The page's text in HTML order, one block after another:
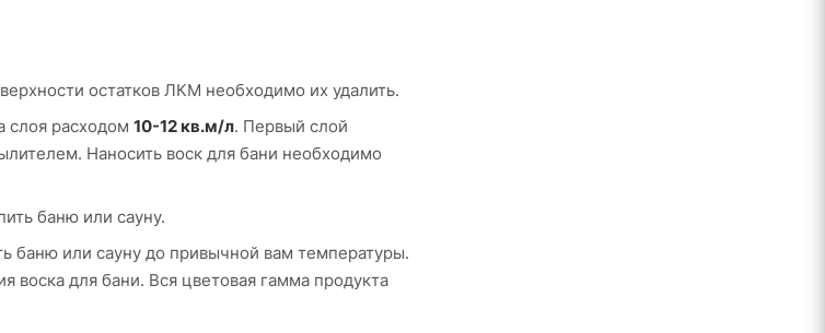
остатков ЛКМ необходимо их удалить.
слоя расходом 10-12 кв.м/л. Первый слой
Наносить воск для бани необходимо
баню или сауну.
баню или сауну до привычной вам температуры.
воска для бани. Вся цветовая гамма продукта